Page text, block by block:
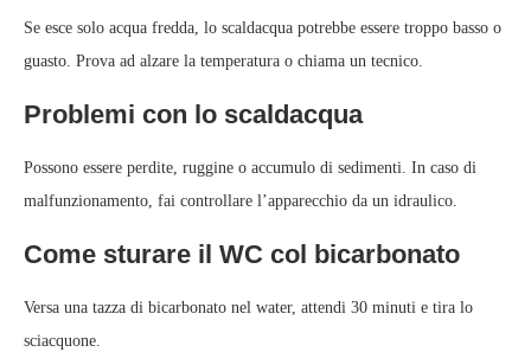
Se esce solo acqua fredda, lo scaldacqua potrebbe essere troppo basso o
guasto. Prova ad alzare la temperatura o chiama un tecnico.
Problemi con lo scaldacqua
Possono essere perdite, ruggine o accumulo di sedimenti. In caso di
malfunzionamento, fai controllare l’apparecchio da un idraulico.
Come sturare il WC col bicarbonato
Versa una tazza di bicarbonato nel water, attendi 30 minuti e tira lo
sciacquone.